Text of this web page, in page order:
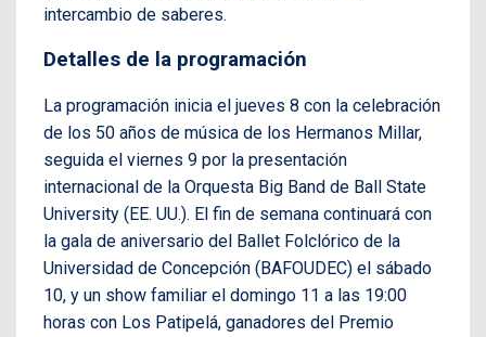
intercambio de saberes.
Detalles de la programación
La programación inicia el jueves 8 con la celebración
de los 50 años de música de los Hermanos Millar,
seguida el viernes 9 por la presentación
internacional de la Orquesta Big Band de Ball State
University (EE. UU.). El fin de semana continuará con
la gala de aniversario del Ballet Folclórico de la
Universidad de Concepción (BAFOUDEC) el sábado
10, y un show familiar el domingo 11 a las 19:00
horas con Los Patipelá, ganadores del Premio